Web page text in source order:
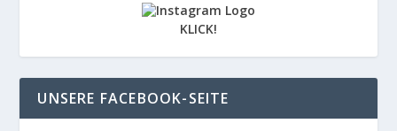
KLICK!
UNSERE FACEBOOK-SEITE